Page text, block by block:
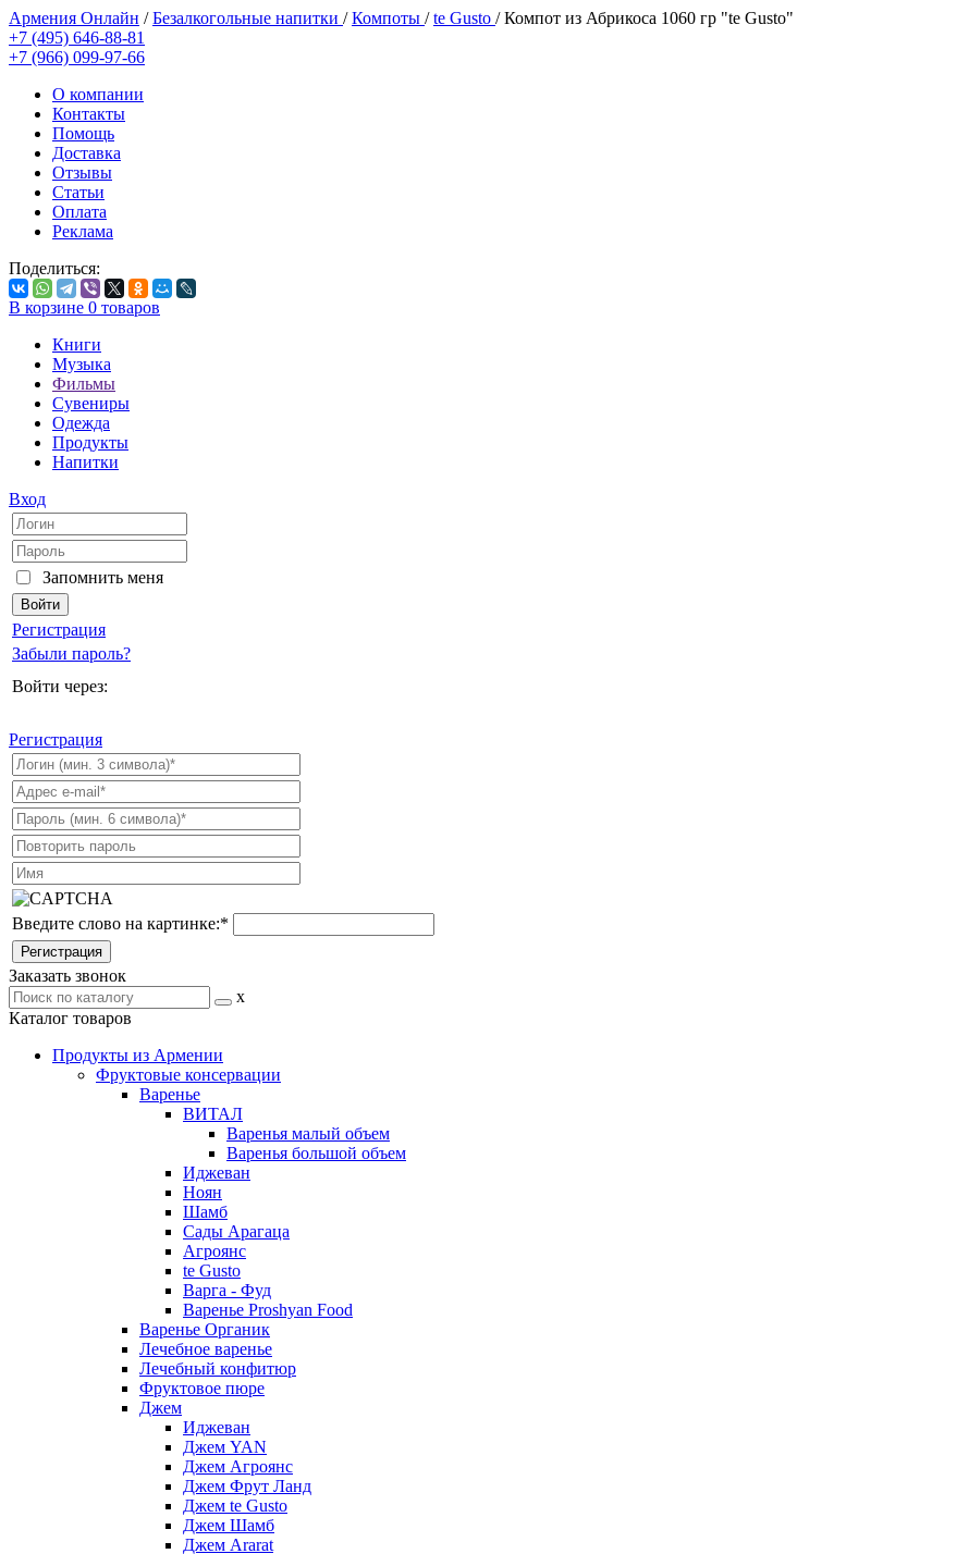
Армения Онлайн /Безалкогольные напитки /Компоты /te Gusto /Компот из Абрикоса 1060 гр "te Gusto"
+7 (495) 646-88-81
+7 (966) 099-97-66
О компании
Контакты
Помощь
Доставка
Отзывы
Статьи
Оплата
Реклама
Поделиться:
В корзине 0 товаров
Книги
Музыка
Фильмы
Сувениры
Одежда
Продукты
Напитки
Вход
Запомнить меня
Регистрация
Забыли пароль?
Войти через:
Регистрация
Введите слово на картинке:*
Заказать звонок
x
Каталог товаров
Продукты из Армении
Фруктовые консервации
Варенье
ВИТАЛ
Варенья малый объем
Варенья большой объем
Иджеван
Ноян
Шамб
Сады Арагаца
Агроянс
te Gusto
Варга - Фуд
Варенье Proshyan Food
Варенье Органик
Лечебное варенье
Лечебный конфитюр
Фруктовое пюре
Джем
Иджеван
Джем YAN
Джем Агроянс
Джем Фрут Ланд
Джем te Gusto
Джем Шамб
Джем Ararat